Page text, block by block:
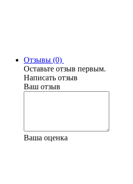
Отзывы (0)
Оставьте отзыв первым.
Написать отзыв
Ваш отзыв
Ваша оценка